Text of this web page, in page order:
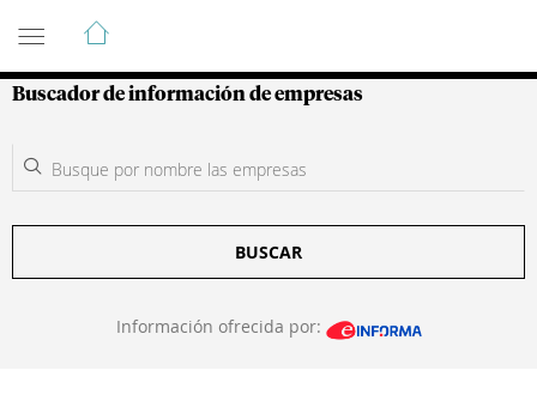
Guía de Empresas Colombianas
Buscador de información de empresas
BUSCAR
Información ofrecida por: